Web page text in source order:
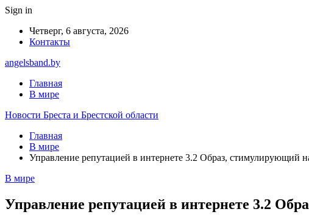
Sign in
Четверг, 6 августа, 2026
Контакты
angelsband.by
Главная
В мире
Новости Бреста и Брестской области
Главная
В мире
Управление репутацией в интернете 3.2 Образ, стимулирующий
В мире
Управление репутацией в интернете 3.2